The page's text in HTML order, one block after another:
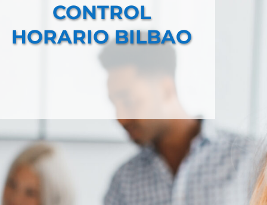
CONTROL
HORARIO BILBAO